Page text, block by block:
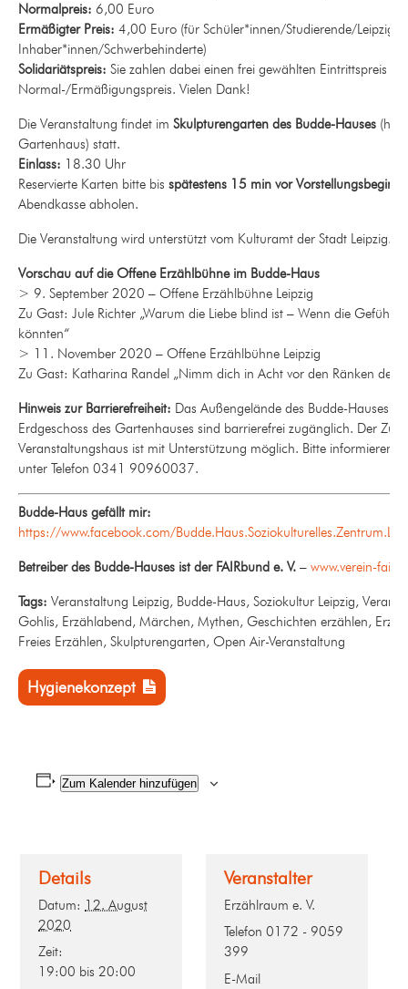
Normalpreis: 6,00 Euro
Ermäßigter Preis: 4,00 Euro (für Schüler*innen/Studierende/Leipzig-
Inhaber*innen/Schwerbehinderte)
Solidariätspreis: Sie zahlen dabei einen frei gewählten Eintrittspreis
Normal-/Ermäßigungspreis. Vielen Dank!
Die Veranstaltung findet im Skulpturengarten des Budde-Hauses
Gartenhaus) statt.
Einlass: 18.30 Uhr
Reservierte Karten bitte bis spätestens 15 min vor Vorstellungsbeginn
Abendkasse abholen.
Die Veranstaltung wird unterstützt vom Kulturamt der Stadt Leipzig.
Vorschau auf die Offene Erzählbühne im Budde-Haus
> 9. September 2020 – Offene Erzählbühne Leipzig
Zu Gast: Jule Richter „Warum die Liebe blind ist – Wenn die Gefühle
könnten“
> 11. November 2020 – Offene Erzählbühne Leipzig
Zu Gast: Katharina Randel „Nimm dich in Acht vor den Ränken der
Hinweis zur Barrierefreiheit: Das Außengelände des Budde-Hauses
Erdgeschoss des Gartenhauses sind barrierefrei zugänglich. Der
Veranstaltungshaus ist mit Unterstützung möglich. Bitte informieren
unter Telefon 0341 90960037.
Budde-Haus gefällt mir:
https://www.facebook.com/
Betreiber des Budde-Hauses ist der FAIRbund e. V. – www.verein-
Tags: Veranstaltung Leipzig, Budde-Haus, Soziokultur Leipzig,
Gohlis, Erzählabend, Märchen, Mythen, Geschichten erzählen,
Freies Erzählen, Skulpturengarten, Open Air-Veranstaltung
Hygienekonzept
Zum Kalender hinzufügen
Details
Datum: 12. August
2020
Zeit:
19:00 bis 20:00
Veranstalter
Erzählraum e. V.
Telefon 0172 - 9059
399
E-Mail